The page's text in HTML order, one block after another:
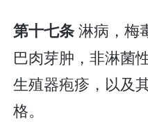
第十七条淋病，梅
巴肉芽肿，非淋菌
生殖器疱疹，以及
格。